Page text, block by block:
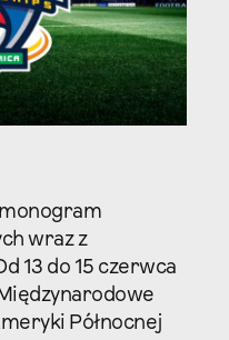
wraz z
13 do 15 czerwca
Północnej